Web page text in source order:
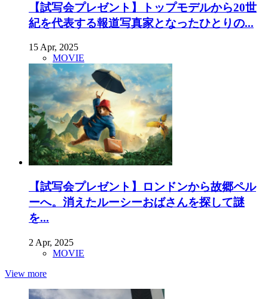
【試写会プレゼント】トップモデルから20世
紀を代表する報道写真家となったひとりの...
15 Apr, 2025
MOVIE
【試写会プレゼント】ロンドンから故郷ペル
ーへ。消えたルーシーおばさんを探して謎
を...
2 Apr, 2025
MOVIE
View more